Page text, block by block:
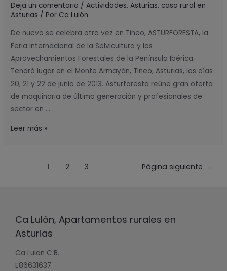
Deja un comentario /Actividades,Asturias, casa rural en
Asturias / Por Ca Lulón
De nuevo se celebra otra vez en Tineo, ASTURFORESTA, la
Feria Internacional de la Selvicultura y los
Aprovechamientos Forestales de la Península Ibérica.
Tendrá lugar en el Monte Armayán, Tineo, Asturias, los días
20, 21 y 22 de junio de 2013. Asturforesta reúne gran oferta
de maquinaria de última generación y profesionales de
sector en …
(Asturias)
Leer más »
1 2 3 Página siguiente →
Ca Lulón, Apartamentos rurales en
Asturias
Ca Lulon C.B.
E86631637